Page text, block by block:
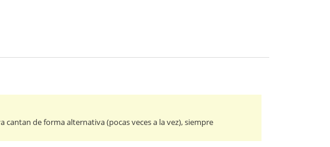
de forma alternativa (pocas veces a la vez), siempre